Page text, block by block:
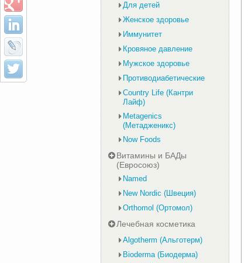
Для детей
Женское здоровье
Иммунитет
Кровяное давление
Мужское здоровье
Противодиабетические
Country Life (Кантри
Лайф)
Metagenics
(Метадженикс)
Now Foods
Витамины и БАДы
(Евросоюз)
Named
New Nordic (Швеция)
Orthomol (Ортомол)
Лечебная косметика
Algotherm (Альготерм)
Bioderma (Биодерма)